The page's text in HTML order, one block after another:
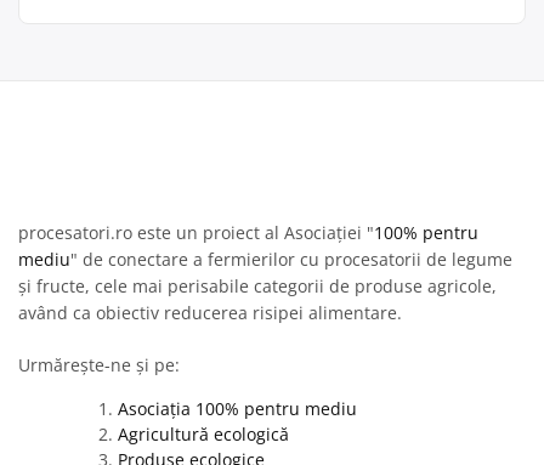
procesatori.ro este un proiect al Asociației "100% pentru
mediu" de conectare a fermierilor cu procesatorii de legume
și fructe, cele mai perisabile categorii de produse agricole,
având ca obiectiv reducerea risipei alimentare.
Urmărește-ne și pe:
Asociația 100% pentru mediu
Agricultură ecologică
Produse ecologice